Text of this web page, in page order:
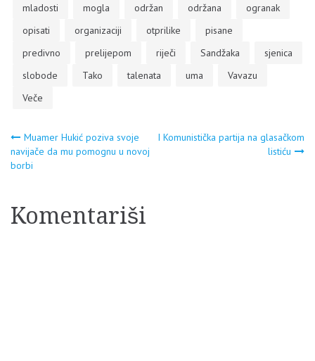
mladosti
mogla održan održana
ogranak
opisati
organizaciji otprilike
pisane
predivno
prelijepom riječi Sandžaka
sjenica
slobode
Tako talenata uma
Vavazu
Veče
Navigacija
članaka
Muamer Hukić poziva svoje
navijače da mu pomognu u novoj
borbi
I Komunistička partija na glasačkom
listiću
Komentariši